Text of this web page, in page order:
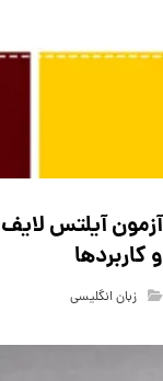
آزمون آیلتس
و ‏کاربردها
زبان انگلیسی